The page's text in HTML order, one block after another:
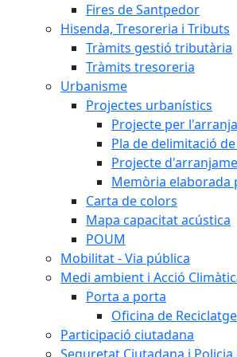
Fires de Santpedor
Hisenda, Tresoreria i Tributs
Tràmits gestió tributària
Tràmits tresoreria
Urbanisme
Projectes urbanístics
Projecte per
Pla de delimitació
Projecte
Memòria elaborada
Carta de colors
Mapa capacitat acústica
POUM
Mobilitat - Via pública
Medi ambient i Acció
Porta a porta
Oficina de Reciclatge
Participació ciutadana